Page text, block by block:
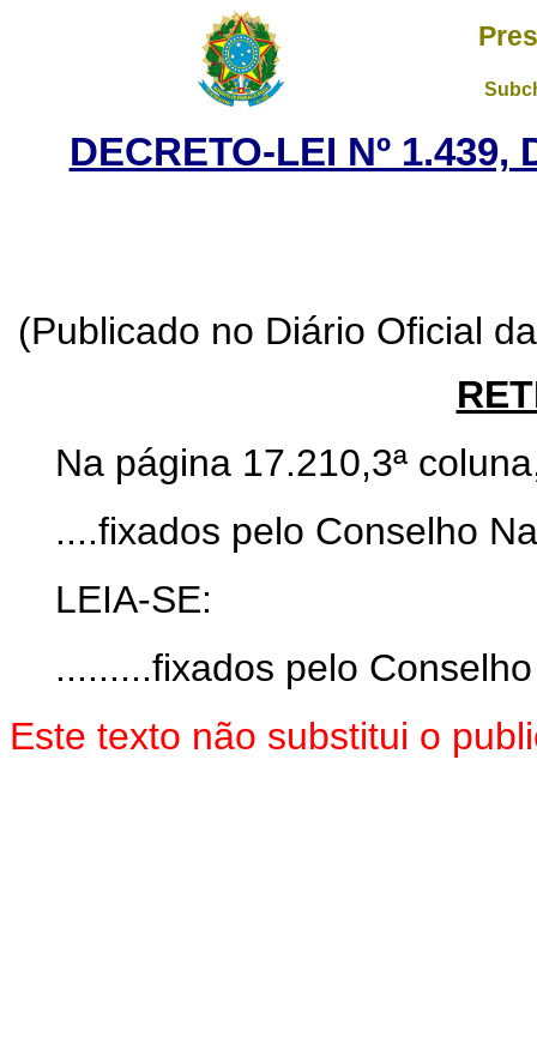
DECRETO-LEI Nº 1.439,
(Publicado no Diário Oficial
Na página 17.210,3ª
....fixados pelo Conselho
LEIA-SE:
.........fixados pelo
Este texto não substitui o